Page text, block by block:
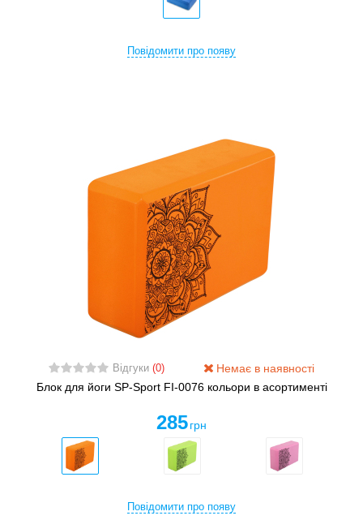
Повідомити про появу
Відгуки(0)
Немає в наявності
Блок для йоги SP-Sport FI-0076 кольори в асортименті
285 грн
Повідомити про появу